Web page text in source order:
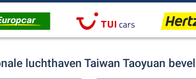
luchthaven Taiwan Taoyuan